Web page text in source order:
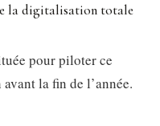
la digitalisation totale
pour piloter ce
la fin de l’année.